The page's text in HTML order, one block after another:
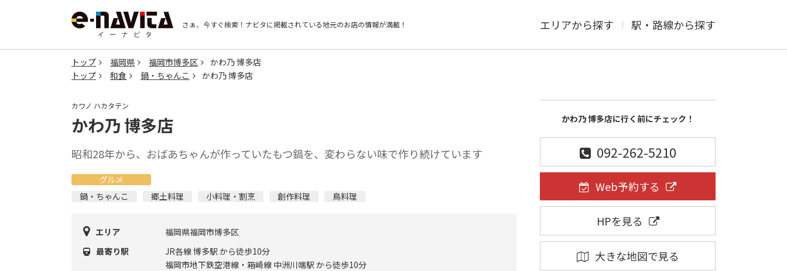
さぁ、今すぐ検索！ ナビタに掲載されている地元のお店の情報が満載！ エリアから探す 駅・路線から探す
トップ 福岡県 福岡市博多区
かわ乃 博多店
トップ
和食 鍋・ちゃんこ かわ乃 博多店
カワノ ハカタテン
かわ乃 博多店
昭和28年から、おばあちゃんが作っていたもつ鍋を、変わらない味で作り続けています
グルメ
鍋・ちゃんこ
郷土料理 小料理・割烹 創作料理 鳥料理
エリア
福岡県福岡市博多区
最寄り駅
JR各線 博多駅 から徒歩10分
福岡市地下鉄空港線・箱崎線 中洲川端駅 から徒歩10分
かわ乃 博多店に行く前にチェック！
092-262-5210
Web予約する
HPを見る
大きな地図で見る